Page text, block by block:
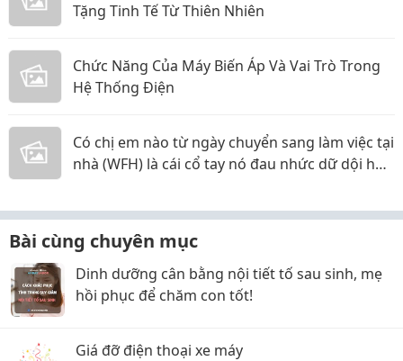
Tặng Tinh Tế Từ Thiên Nhiên
Chức Năng Của Máy Biến Áp Và Vai Trò Trong
Hệ Thống Điện
Có chị em nào từ ngày chuyển sang làm việc tại
nhà (WFH) là cái cổ tay nó đau nhức dữ dội hơn
Bài cùng chuyên mục
Dinh dưỡng cân bằng nội tiết tố sau sinh, mẹ
hồi phục để chăm con tốt!
Giá đỡ điện thoại xe máy